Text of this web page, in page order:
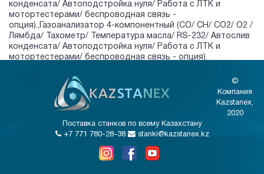
конденсата/ Автоподстройка нуля/ Работа с ЛТК и
мотортестерами/ беспроводная связь -
опция).,Газоанализатор 4-компонентный (CO/ CH/ СО2/ О2 /
Лямбда/ Тахометр/ Температура масла/ RS-232/ Автослив
конденсата/ Автоподстройка нуля/ Работа с ЛТК и
мотортестерами/ беспроводная связь - опция).
©
Компания
Kazstanex,
2020
Поставка станков по всему Казахстану
+7 771 780-28-38
stanki@kazstanex.kz